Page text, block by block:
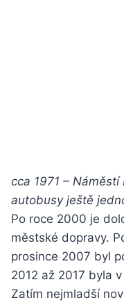
cca 1971 –
autobusy ještě
Po roce 2000 je
městské dopravy.
prosince 2007 byl
2012 až 2017 byla
Zatím nejmladší